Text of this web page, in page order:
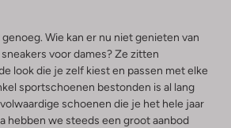
Wie kan er nu niet genieten van
voor dames? Ze zitten
look die je zelf kiest en passen met elke
sportschoenen bestonden is al lang
schoenen die je het hele jaar
hebben we steeds een groot aanbod